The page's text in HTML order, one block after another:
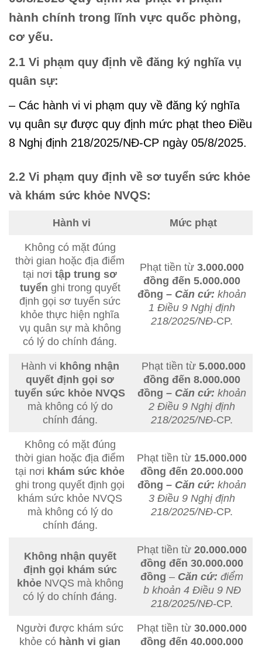
hành chính trong lĩnh vực quốc phòng,
cơ yếu.
2.1 Vi phạm quy định về đăng ký nghĩa vụ
quân sự:
– Các hành vi vi phạm quy về đăng ký nghĩa
vụ quân sự được quy định mức phạt theo Điều
8 Nghị định 218/2025/NĐ-CP ngày 05/8/2025.
2.2 Vi phạm quy định về sơ tuyển sức khỏe
và khám sức khỏe NVQS:
Hành vi Mức phạt
Không có mặt đúng
thời gian hoặc địa điểm
tại nơi tập trung sơ
tuyển ghi trong quyết
định gọi sơ tuyển sức
khỏe thực hiện nghĩa
vụ quân sự mà không
có lý do chính đáng.
Phạt tiền từ 3.000.000
đồng đến 5.000.000
đồng – Căn cứ: khoản
1 Điều 9 Nghị định
218/2025/NĐ-CP.
Hành vi không nhận
quyết định gọi sơ
tuyển sức khỏe NVQS
mà không có lý do
chính đáng.
Phạt tiền từ 5.000.000
đồng đến 8.000.000
đồng – Căn cứ: khoản
2 Điều 9 Nghị định
218/2025/NĐ-CP.
Không có mặt đúng
thời gian hoặc địa điểm
tại nơi khám sức khỏe
ghi trong quyết định gọi
khám sức khỏe NVQS
mà không có lý do
chính đáng.
Phạt tiền từ 15.000.000
đồng đến 20.000.000
đồng – Căn cứ: khoản
3 Điều 9 Nghị định
218/2025/NĐ-CP.
Không nhận quyết
định gọi khám sức
khỏeNVQS mà không
có lý do chính đáng.
Phạt tiền từ 20.000.000
đồng đến 30.000.000
đồng – Căn cứ: điểm
b khoản 4 Điều 9 NĐ
218/2025/NĐ-CP.
Người được khám sức
khỏe có hành vi gian
Phạt tiền từ 30.000.000
đồng đến 40.000.000